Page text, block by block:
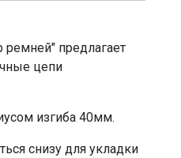
ремней" предлагает
цепи
изгиба 40мм.
снизу для укладки